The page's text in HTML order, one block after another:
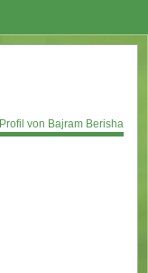
Profil von Bajram Berisha